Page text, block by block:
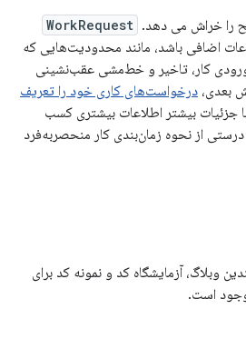
را خراش می دهد. WorkRequest
اضافی باشد، مانند محدودیت‌هایی که
ورودی کار، تاخیر و خط‌مشی عقب‌نشینی
بعدی، درخواست‌های کاری خود را تعریف
جزئیات بیشتر اطلاعات بیشتری کسب
از نحوه زمان‌بندی کار منحصربه‌فرد
وبلاگ، آزمایشگاه کد و نمونه کد برای
است.